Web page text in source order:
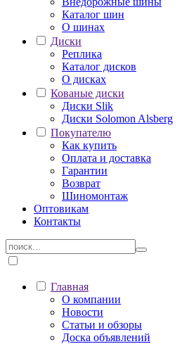
Каталог шин
О шинах
Диски
Реплика
Каталог дисков
О дисках
Кованые диски
Диски Slik
Диски Solomon Alsberg
Покупателю
Как купить
Оплата и доставка
Гарантии
Возврат
Шиномонтаж
Оптовикам
Контакты
Главная
О компании
Новости
Статьи и обзоры
Доска объявлений